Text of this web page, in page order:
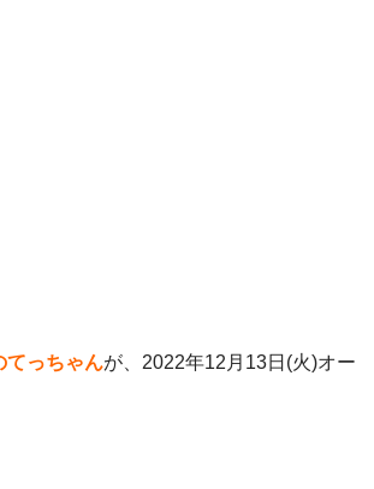
てっちゃんが、2022年12月13日(火)オー